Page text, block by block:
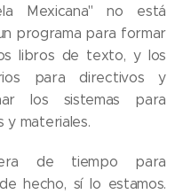
Mexicana" no está
programa para formar
libros de texto, y los
para directivos y
los sistemas para
y materiales.
de tiempo para
hecho, sí lo estamos.